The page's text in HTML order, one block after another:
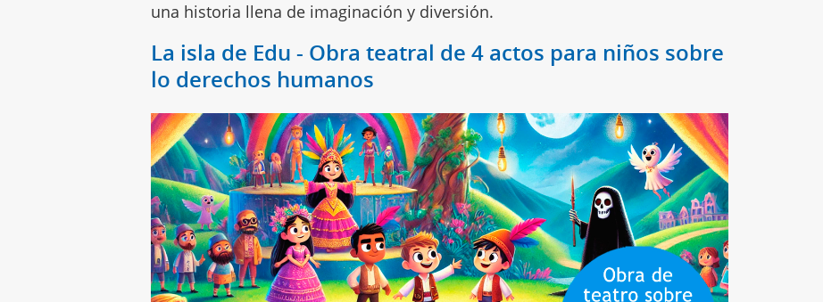
una historia llena de imaginación y diversión.
La isla de Edu - Obra teatral de 4 actos para niños sobre
lo derechos humanos